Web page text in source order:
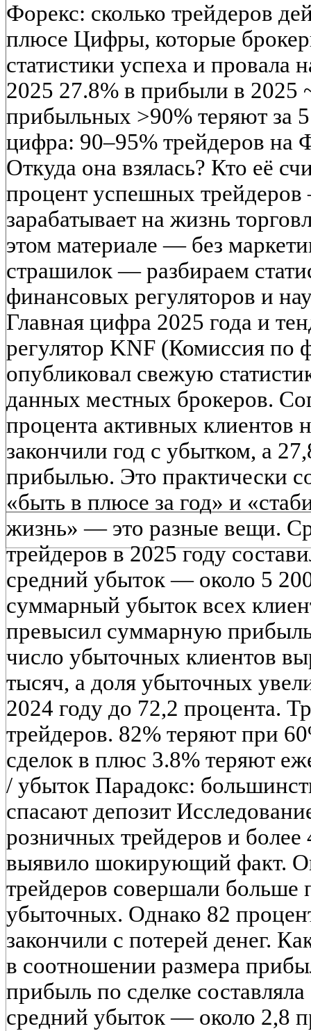
Форекс: сколько трейдеров
плюсе Цифры, которые
статистики успеха и провала
2025 27.8% в прибыли в 2025
прибыльных >90% теряют за 5
цифра: 90–95% трейдеров на
Откуда она взялась? Кто её
процент успешных трейдеров
зарабатывает на жизнь
этом материале — без
страшилок — разбираем
финансовых регуляторов и
Главная цифра 2025 года и
регулятор KNF (Комиссия по
опубликовал свежую
данных местных брокеров.
процента активных клиентов
закончили год с убытком, а
прибылью. Это практически
«быть в плюсе за год» и
жизнь» — это разные вещи.
трейдеров в 2025 году
средний убыток — около 5
суммарный убыток всех
превысил суммарную
число убыточных клиентов
тысяч, а доля убыточных
2024 году до 72,2 процента.
трейдеров. 82% теряют при
сделок в плюс 3.8% теряют
/ убыток Парадокс:
спасают депозит
розничных трейдеров и
выявило шокирующий факт.
трейдеров совершали
убыточных. Однако 82
закончили с потерей денег.
в соотношении размера
прибыль по сделке
средний убыток — около 2,8